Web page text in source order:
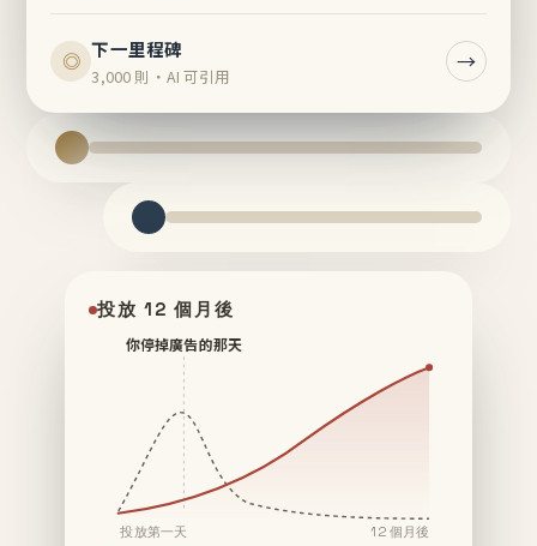
◎ 下一里程碑
3,000 則・AI 可引用
→
投放 12 個月後
你停掉廣告的那天
投放第一天 12 個月後